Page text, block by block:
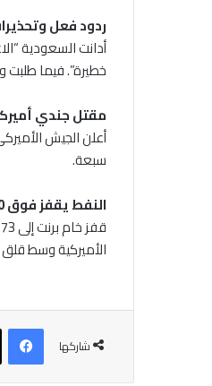
ردود فعل
أدانت السعودية
خطيرة”. فيما
مقتل جندي
أعلن الجيش
سبعة.
النفط يقفز فوق 100 دولار
الأميركية وسط
شاركها